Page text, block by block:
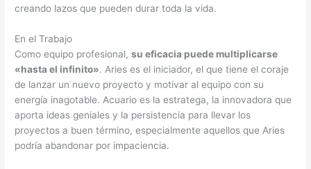
creando lazos que pueden durar toda la vida.
En el Trabajo
Como equipo profesional,su eficacia puede multiplicarse
«hasta el infinito». Aries es el iniciador, el que tiene el coraje
de lanzar un nuevo proyecto y motivar al equipo con su
energía inagotable. Acuario es la estratega, la innovadora que
aporta ideas geniales y la persistencia para llevar los
proyectos a buen término, especialmente aquellos que Aries
podría abandonar por impaciencia.